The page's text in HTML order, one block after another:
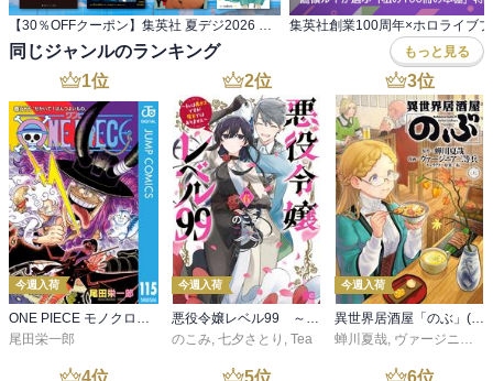
同じジャンルのランキング もっと見る
1位
今週入荷
ONE PIECE モノクロ版 115
尾田栄一郎
2位
今週入荷
悪役令嬢レベル99 ～私は裏ボスですが魔王ではありません～ その６
のこみ, 七夕さとり , Tea
3位
今週入荷
異世界居酒屋「のぶ」(22)
蝉川夏哉, ヴァージニア二等兵
4位 5位 6位